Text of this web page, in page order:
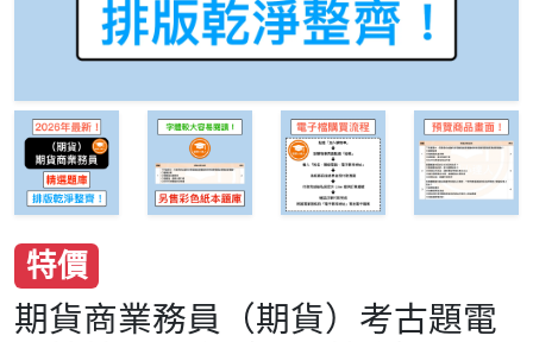
特價
期貨商業務員（期貨）考古題電